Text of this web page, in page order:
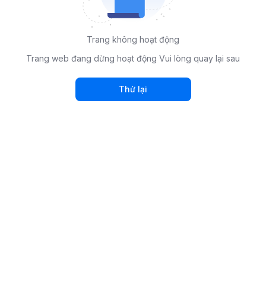
Trang không hoạt động
Trang web đang dừng hoạt động Vui lòng quay lại sau
Thử lại